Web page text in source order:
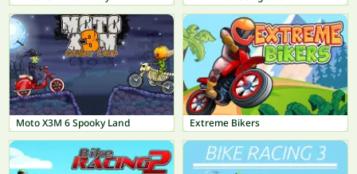
Moto X3M 6 Spooky Land Extreme Bikers